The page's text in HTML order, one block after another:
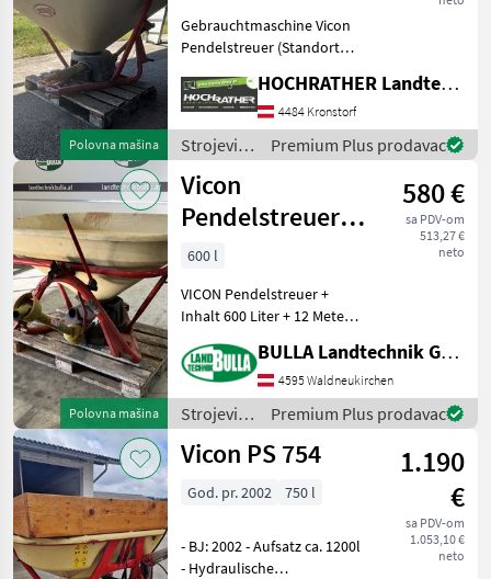
Polovna mašina
Gebrauchtmaschine Vicon
Pendelstreuer (Standort
Gelenkwelle +
Pendelstreuer + 3-Punkt
Anbau Wir nehmen uns
gerne für Sie Zeit!
HOCHRATHER Landtechnik GmbH
4484 Kronstorf
Strojevi
za
đubrenje,
gnojenje i
navodnjavanje
/ Vicon
Premium Plus prodavac
Polovna mašina
Vicon
Pendelstreuer
600 Liter
580 €
sa PDV-om
513,27 €
neto
600 l
VICON Pendelstreuer +
Inhalt 600 Liter + 12 Meter
Klateće prskalice, : Klateće
prskalice Strojevi za
đubrenje, gnojenje i
navodnjavanj
BULLA Landtechnik GmbH
4595 Waldneukirchen
Strojevi
za
đubrenje,
navodnjavanje
Premium Plus prodavac
Vicon PS 754
1.190
€
sa PDV-om
1.053,10 €
neto
God. pr. 2002 750 l
- BJ: 2002 - Aufsatz ca. 1200l
- Hydraulische